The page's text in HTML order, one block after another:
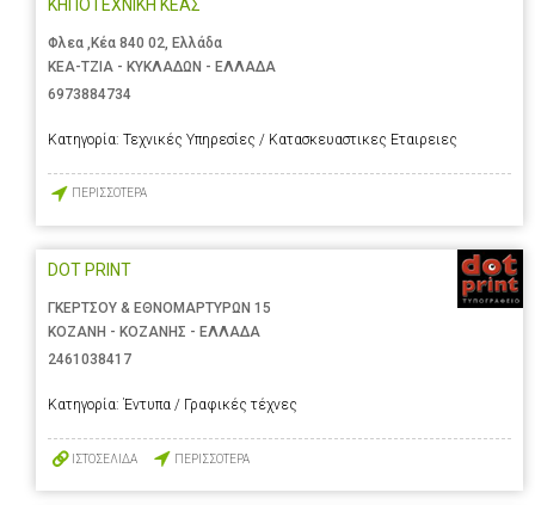
ΚΗΠΟΤΕΧΝΙΚΗ ΚΕΑΣ
Φλεα ,Κέα 840 02, Ελλάδα
ΚΕΑ-ΤΖΙΑ - ΚΥΚΛΑΔΩΝ - ΕΛΛΑΔΑ
6973884734
Κατηγορία: Τεχνικές Υπηρεσίες / Κατασκευαστικες Εταιρειες
ΠΕΡΙΣΣΟΤΕΡΑ
DOT PRINT
ΓΚΕΡΤΣΟΥ & ΕΘΝΟΜΑΡΤΥΡΩΝ 15
ΚΟΖΑΝΗ - ΚΟΖΑΝΗΣ - ΕΛΛΑΔΑ
2461038417
Κατηγορία: Έντυπα / Γραφικές τέχνες
ΙΣΤΟΣΕΛΙΔΑ ΠΕΡΙΣΣΟΤΕΡΑ